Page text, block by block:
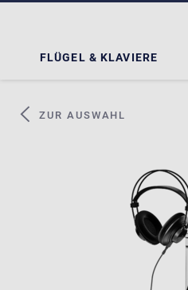
FLÜGEL & KLAVIERE
ZUR AUSWAHL